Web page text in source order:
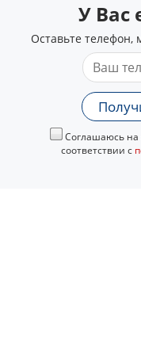
У Вас
Оставьте
Соглашаюсь на
соответствии с